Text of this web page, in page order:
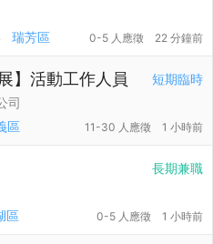
瑞芳區 0-5 人應徵 22 分鐘前
短期臨時
】活動工作人員
司
區 11-30 人應徵 1 小時前
長期兼職
區 0-5 人應徵 1 小時前